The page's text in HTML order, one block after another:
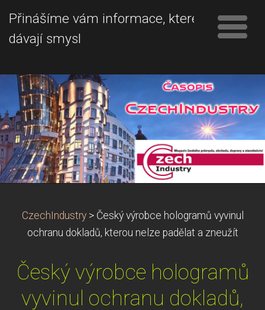
Přinášíme vám informace, které
dávají smysl
CzechIndustry > Český výrobce hologramů vyvinul
ochranu dokladů, kterou nelze padělat a zneužít
Český výrobce hologramů
vyvinul ochranu dokladů,